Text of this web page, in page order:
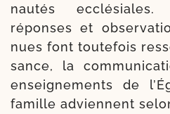
nau­tés
réponses et
nues font tou­te­fois
sance, la
ensei­gne­ments de
famille adviennent